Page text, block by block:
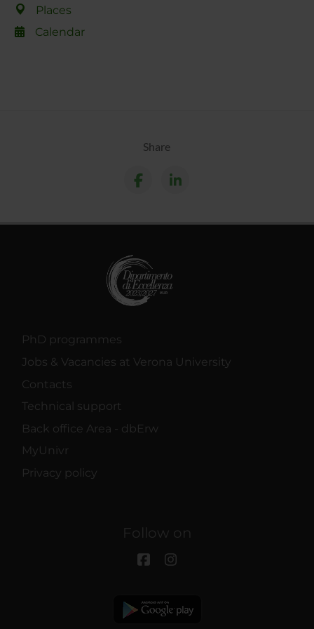
Places
Calendar
Share
PhD programmes
Jobs & Vacancies at Verona University
Contacts
Technical support
Back office Area - dbErw
MyUnivr
Privacy policy
Follow on